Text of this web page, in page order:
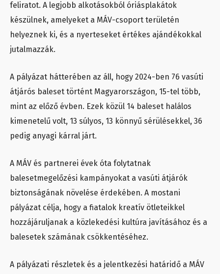
feliratot. A legjobb alkotásokból óriásplakátok
készülnek, amelyeket a MÁV-csoport területén
helyeznek ki, és a nyerteseket értékes ajándékokkal
jutalmazzák.
A pályázat hátterében az áll, hogy 2024-ben 76 vasúti
átjárós baleset történt Magyarországon, 15-tel több,
mint az előző évben. Ezek közül 14 baleset halálos
kimenetelű volt, 13 súlyos, 13 könnyű sérülésekkel, 36
pedig anyagi kárral járt.
A MÁV és partnerei évek óta folytatnak
balesetmegelőzési kampányokat a vasúti átjárók
biztonságának növelése érdekében. A mostani
pályázat célja, hogy a fiatalok kreatív ötleteikkel
hozzájáruljanak a közlekedési kultúra javításához és a
balesetek számának csökkentéséhez.
A pályázati részletek és a jelentkezési határidő a MÁV